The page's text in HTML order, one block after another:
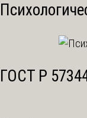
ГОСТ Р